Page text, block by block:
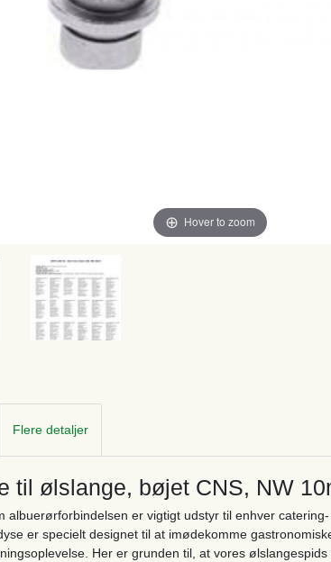
Hover to zoom
Flere detaljer
til ølslange, bøjet CNS, NW
albuerørforbindelsen er vigtigt udstyr til enhver
er specielt designet til at imødekomme
Her er grunden til, at vores